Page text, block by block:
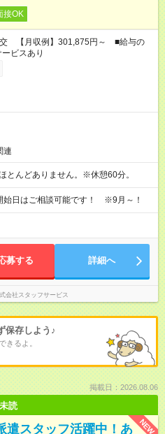
接OK
【月収例】301,875円～ ■給与の
ビスあり
連
んどありません。※休憩60分。
日はご相談可能です！ ※9月～！
募する 詳細へ
会社スタッフサービス
保存しよう♪
きるよ。
掲載日：2026.08.06
未読
NEW
遣スタッフ活躍中！あ